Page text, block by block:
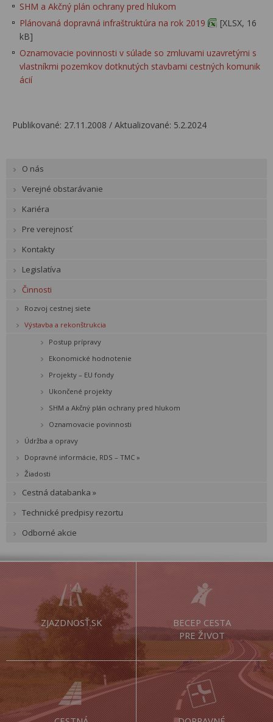
SHM a Akčný plán ochrany pred hlukom
Plánovaná dopravná infraštruktúra na rok 2019
[XLSX, 16
kB]
Oznamovacie povinnosti v súlade so zmluvami uzavretými s
vlastníkmi pozemkov dotknutých stavbami cestných komunik
ácií
Publikované: 27.11.2008 / Aktualizované: 5.2.2024
O nás
Verejné obstarávanie
Kariéra
Pre verejnosť
Kontakty
Legislatíva
Činnosti
Rozvoj cestnej siete
Výstavba a rekonštrukcia
Postup prípravy
Ekonomické hodnotenie
Projekty – EU fondy
Ukončené projekty
SHM a Akčný plán ochrany pred hlukom
Oznamovacie povinnosti
Údržba a opravy
Dopravné informácie, RDS – TMC »
Žiadosti
Cestná databanka »
Technické predpisy rezortu
Odborné akcie
ZJAZDNOSŤ.SK
BECEP CESTA
PRE ŽIVOT